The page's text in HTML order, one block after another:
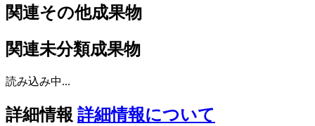
関連その他成果物
関連未分類成果物
読み込み中...
詳細情報 詳細情報について